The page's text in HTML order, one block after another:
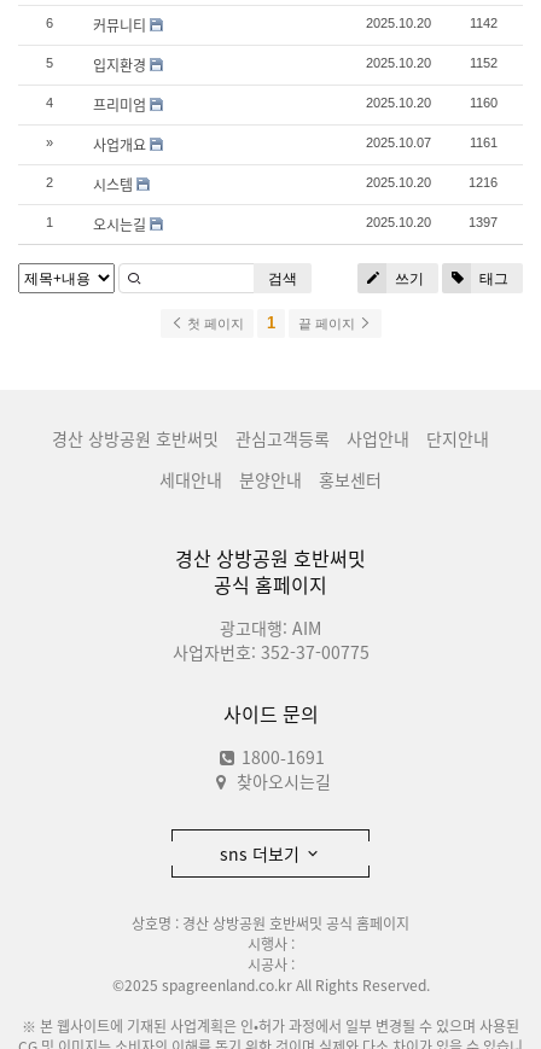
6 커뮤니티 2025.10.20 1142
5 입지환경 2025.10.20 1152
4 프리미엄 2025.10.20 1160
» 사업개요 2025.10.07 1161
2 시스템 2025.10.20 1216
1 오시는길 2025.10.20 1397
쓰기 태그
검색
첫 페이지 1 끝 페이지
경산 상방공원 호반써밋 관심고객등록 사업안내
단지안내
세대안내
분양안내 홍보센터
경산 상방공원 호반써밋
공식 홈페이지
광고대행: AIM
사업자번호: 352-37-00775
사이드 문의
1800-1691
찾아오시는길
sns 더보기
상호명 : 경산 상방공원 호반써밋 공식 홈페이지
시행사 :
시공사 :
©2025 spagreenland.co.kr All Rights Reserved.
※ 본 웹사이트에 기재된 사업계획은 인•허가 과정에서 일부 변경될 수 있으며 사용된